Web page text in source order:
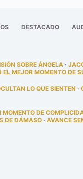
DESTACADO
SOBRE ÁNGELA ·
MEJOR MOMENTO DE
LO QUE SIENTEN ·
MOMENTO DE
DE DÁMASO ·AVANCE